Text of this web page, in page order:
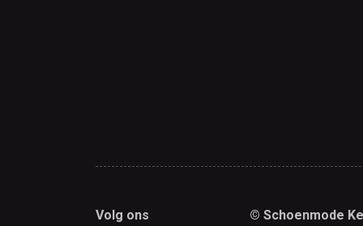
Volg ons © Schoenmode